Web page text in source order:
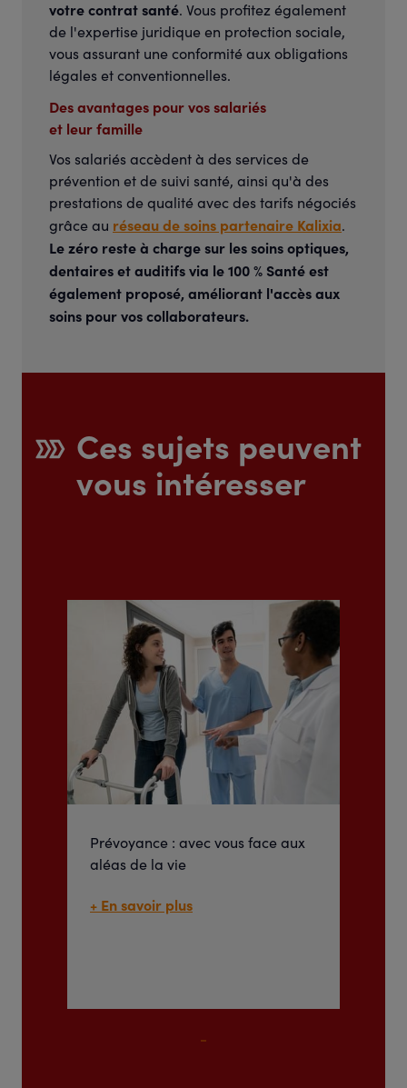
votre contrat santé. Vous profitez également
de l'expertise juridique en protection sociale,
vous assurant une conformité aux obligations
légales et conventionnelles.
Des avantages pour vos salariés
et leur famille
Vos salariés accèdent à des services de
prévention et de suivi santé, ainsi qu'à des
prestations de qualité avec des tarifs négociés
grâce au réseau de soins partenaire Kalixia.
Le zéro reste à charge sur les soins optiques,
dentaires et auditifs via le 100 % Santé est
également proposé, améliorant l'accès aux
soins pour vos collaborateurs.
Ces sujets peuvent
vous intéresser
Prévoyance : avec vous face aux
aléas de la vie
+ En savoir plus